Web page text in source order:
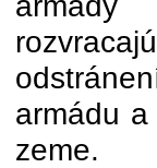
armádu a
zeme.